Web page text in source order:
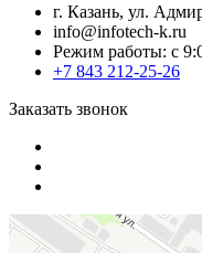
г. Казань, ул.
info@infotech-k.ru
Режим работы: с
+7 843 212-25-26
Заказать звонок